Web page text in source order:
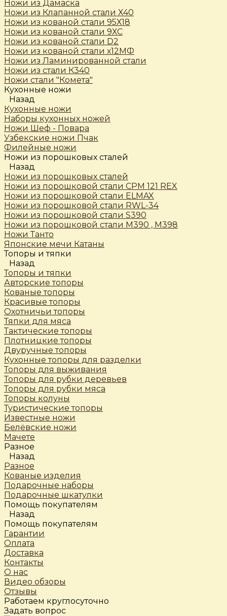
Ножи из Дамаска
Ножи из Клапанной стали Х40
Ножи из кованой стали 95Х18
Ножи из кованой стали 9ХС
Ножи из кованой стали D2
Ножи из кованой стали х12МФ
Ножи из Ламинированной стали
Ножи из стали К340
Ножи стали "Комета"
Кухонные ножи
Назад
Кухонные ножи
Наборы кухонных ножей
Ножи Шеф - Повара
Узбекские ножи Пчак
Филейные ножи
Ножи из порошковых сталей
Назад
Ножи из порошковых сталей
Ножи из порошковой стали CPM 121 REX
Ножи из порошковой стали ELMAX
Ножи из порошковой стали RWL-34
Ножи из порошковой стали S390
Ножи из порошковой стали М390 , М398
Ножи Танто
Японские мечи Катаны
Топоры и тяпки
Назад
Топоры и тяпки
Авторские топоры
Кованые топоры
Красивые топоры
Охотничьи топоры
Тяпки для мяса
Тактические топоры
Плотницкие топоры
Двуручные топоры
Кухонные топоры для разделки
Топоры для выживания
Топоры для рубки деревьев
Топоры для рубки мяса
Топоры колуны
Туристические топоры
Известные ножи
Белёвские ножи
Мачете
Разное
Назад
Разное
Кованые изделия
Подарочные наборы
Подарочные шкатулки
Помощь покупателям
Назад
Помощь покупателям
Гарантии
Оплата
Доставка
Контакты
О нас
Видео обзоры
Отзывы
Работаем круглосуточно
Задать вопрос